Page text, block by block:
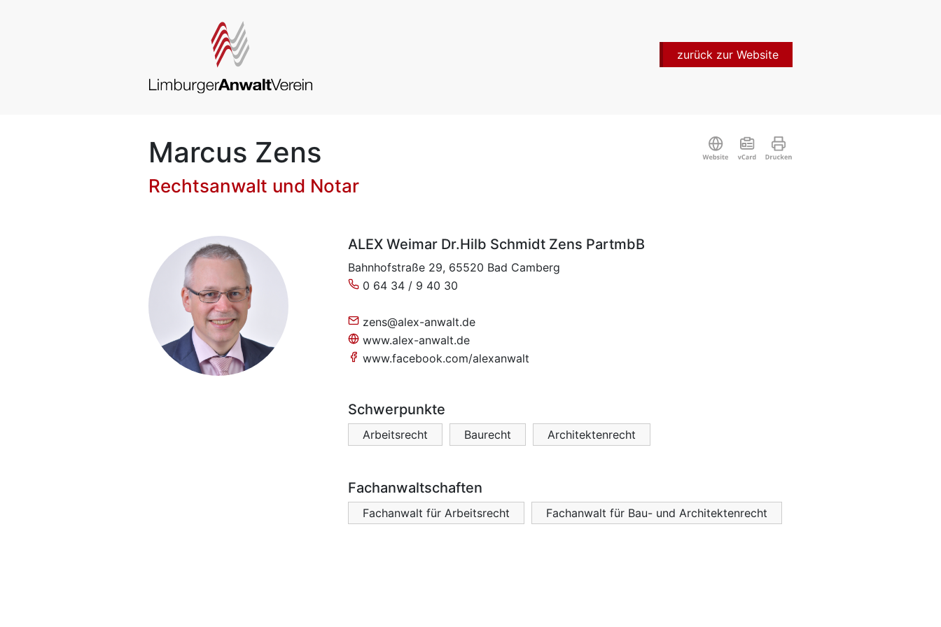
zurück zur Website
Marcus Zens
Rechtsanwalt und Notar
ALEX Weimar Dr.Hilb Schmidt Zens PartmbB
Bahnhofstraße 29, 65520 Bad Camberg
0 64 34 / 9 40 30
zens@alex-anwalt.de
www.alex-anwalt.de
www.facebook.com/alexanwalt
Schwerpunkte
Arbeitsrecht Baurecht Architektenrecht
Fachanwaltschaften
Fachanwalt für Arbeitsrecht Fachanwalt für Bau- und Architektenrecht